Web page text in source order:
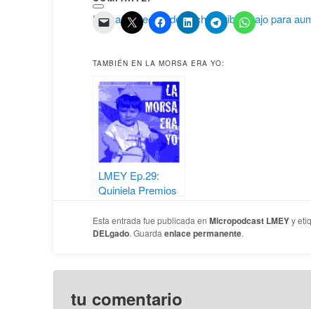
Utiliza las teclas de flecha arriba/abajo para
TAMBIÉN EN LA MORSA ERA YO:
LMEY Ep.29:
Quiniela Premios
Asociación
Podcast 2013
Esta entrada fue publicada enMicropodcast LMEYy
DELgado. Guardaenlace permanente.
tu comentario